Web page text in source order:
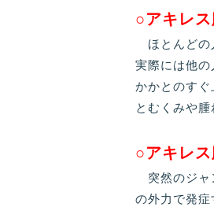
○アキレ
ほとんどの
実際には他の
かかとのす
とむくみや
○アキレ
突然のジャ
の外力で発